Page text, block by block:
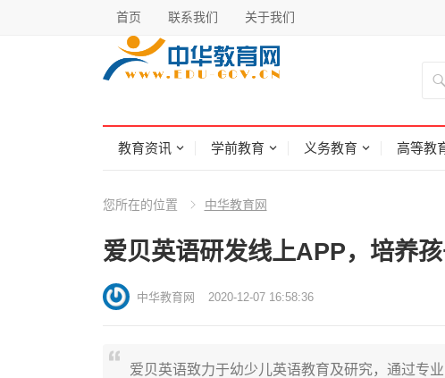
首页 联系我们 关于我们
教育资讯 学前教育 义务教育 高等教
您所在的位置 中华教育网
爱贝英语研发线上APP，培养
中华教育网 2020-12-07 16:58:36
爱贝英语致力于幼少儿英语教育及研究，通过专